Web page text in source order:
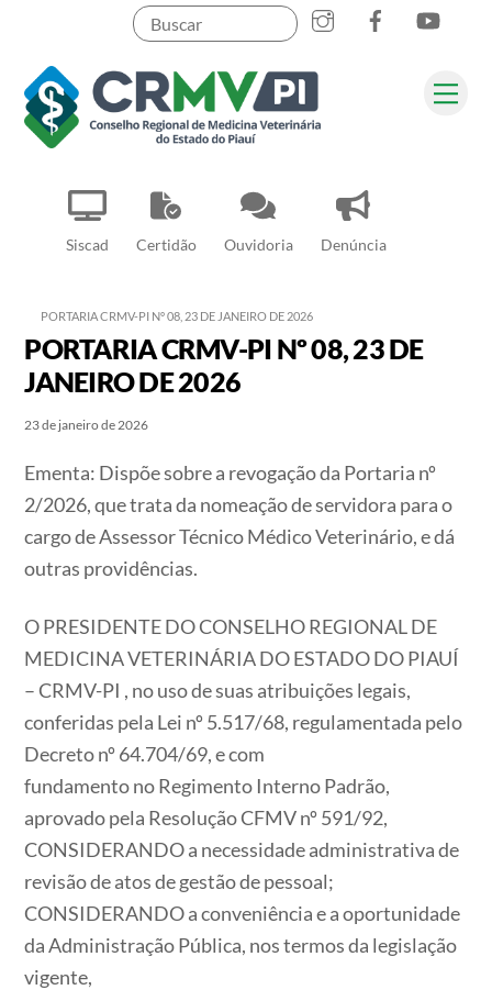
content
Siscad Certidão Ouvidoria Denúncia
InstagramFacebook
Pesquisar
PORTARIA CRMV-PI Nº 08, 23 DE JANEIRO DE 2026
PORTARIA CRMV-PI Nº 08, 23 DE
JANEIRO DE 2026
23 de janeiro de 2026
Ementa: Dispõe sobre a revogação da Portaria nº
2/2026, que trata da nomeação de servidora para o
cargo de Assessor Técnico Médico Veterinário, e dá
outras providências.
O PRESIDENTE DO CONSELHO REGIONAL DE
MEDICINA VETERINÁRIA DO ESTADO DO PIAUÍ
– CRMV-PI , no uso de suas atribuições legais,
conferidas pela Lei nº 5.517/68, regulamentada pelo
Decreto nº 64.704/69, e com
fundamento no Regimento Interno Padrão,
aprovado pela Resolução CFMV nº 591/92,
CONSIDERANDO a necessidade administrativa de
revisão de atos de gestão de pessoal;
CONSIDERANDO a conveniência e a oportunidade
da Administração Pública, nos termos da legislação
vigente,